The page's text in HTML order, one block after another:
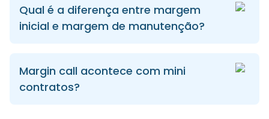
Qual é a diferença entre margem
inicial e margem de manutenção?
Margin call acontece com mini
contratos?